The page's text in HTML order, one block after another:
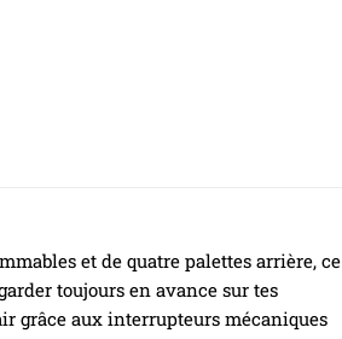
et de quatre palettes arrière, ce
toujours en avance sur tes
grâce aux interrupteurs mécaniques